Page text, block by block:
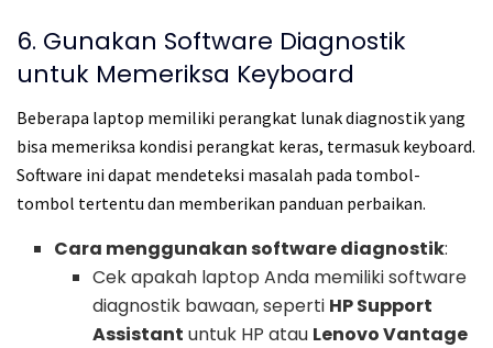
6. Gunakan Software Diagnostik
untuk Memeriksa Keyboard
Beberapa laptop memiliki perangkat lunak diagnostik yang
bisa memeriksa kondisi perangkat keras, termasuk keyboard.
Software ini dapat mendeteksi masalah pada tombol-
tombol tertentu dan memberikan panduan perbaikan.
Cara menggunakan software diagnostik:
Cek apakah laptop Anda memiliki software
diagnostik bawaan, seperti HP Support
Assistant untuk HP atau Lenovo Vantage